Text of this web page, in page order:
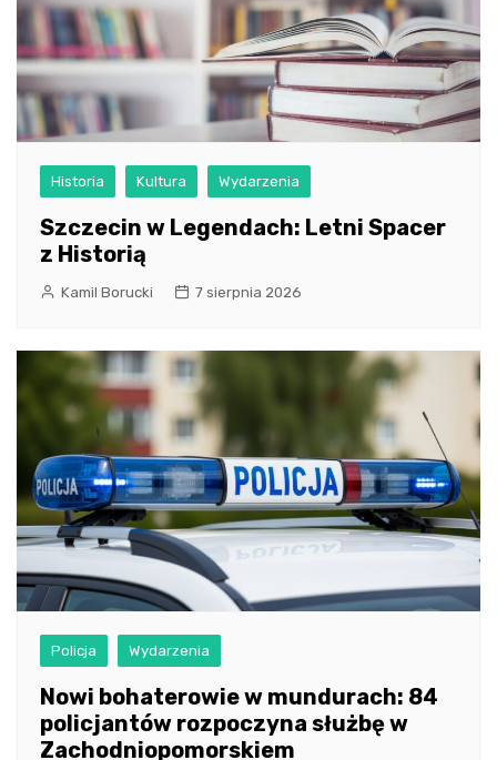
Historia Kultura Wydarzenia
Szczecin w Legendach: Letni Spacer
z Historią
Kamil Borucki 7 sierpnia 2026
Policja Wydarzenia
Nowi bohaterowie w mundurach: 84
policjantów rozpoczyna służbę w
Zachodniopomorskiem